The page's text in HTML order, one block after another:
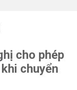
cho phép
chuyển